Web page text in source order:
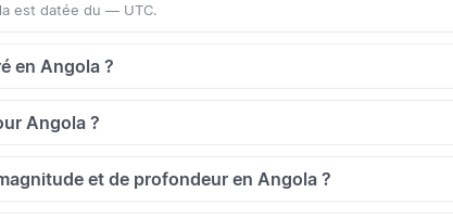
est datée du — UTC.
en Angola ?
Angola ?
et de profondeur en Angola ?